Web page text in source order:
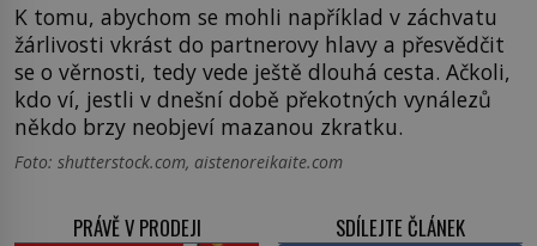
K tomu, abychom se mohli například v záchvatu
žárlivosti vkrást do partnerovy hlavy a přesvědčit
se o věrnosti, tedy vede ještě dlouhá cesta. Ačkoli,
kdo ví, jestli v dnešní době překotných vynálezů
někdo brzy neobjeví mazanou zkratku.
Foto: shutterstock.com, aistenoreikaite.com
PRÁVĚ V PRODEJI SDÍLEJTE ČLÁNEK